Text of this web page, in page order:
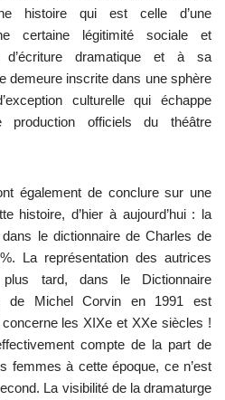
histoire qui est celle d’une
certaine légitimité sociale et
dramatique et à sa
demeure inscrite dans une sphère
culturelle qui échappe
officiels du théâtre
également de conclure sur une
histoire, d’hier à aujourd’hui : la
le dictionnaire de Charles de
La représentation des autrices
tard, dans le Dictionnaire
de Michel Corvin en 1991 est
les XIXe et XXe siècles !
compte de la part de
femmes à cette époque, ce n’est
La visibilité de la dramaturge